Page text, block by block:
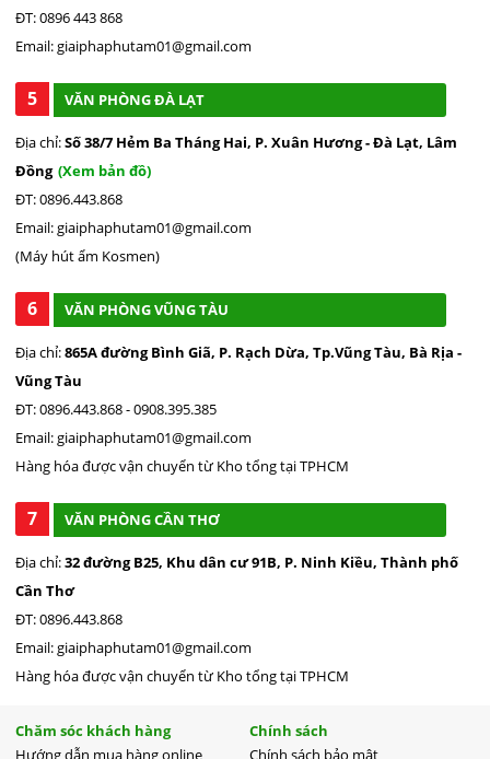
ĐT: 0896 443 868
Email: giaiphaphutam01@gmail.com
5 VĂN PHÒNG ĐÀ LẠT
Địa chỉ:Số 38/7 Hẻm Ba Tháng Hai, P. Xuân Hương - Đà Lạt, Lâm
Đồng (Xem bản đồ)
ĐT: 0896.443.868
Email: giaiphaphutam01@gmail.com
(Máy hút ẩm Kosmen)
6 VĂN PHÒNG VŨNG TÀU
Địa chỉ:865A đường Bình Giã, P. Rạch Dừa, Tp.Vũng Tàu, Bà Rịa -
Vũng Tàu
ĐT: 0896.443.868 - 0908.395.385
Email: giaiphaphutam01@gmail.com
Hàng hóa được vận chuyển từ Kho tổng tại TPHCM
7 VĂN PHÒNG CẦN THƠ
Địa chỉ:32 đường B25, Khu dân cư 91B, P. Ninh Kiều, Thành phố
Cần Thơ
ĐT: 0896.443.868
Email: giaiphaphutam01@gmail.com
Hàng hóa được vận chuyển từ Kho tổng tại TPHCM
Chăm sóc khách hàng
Hướng dẫn mua hàng online
Chính sách
Chính sách bảo mật